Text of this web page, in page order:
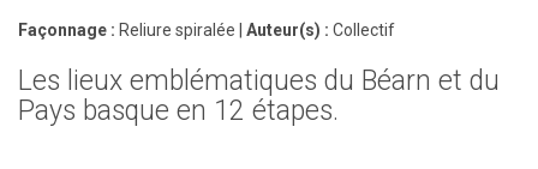
Façonnage : Reliure spiralée | Auteur(s) : Collectif
Les lieux emblématiques du Béarn et du
Pays basque en 12 étapes.